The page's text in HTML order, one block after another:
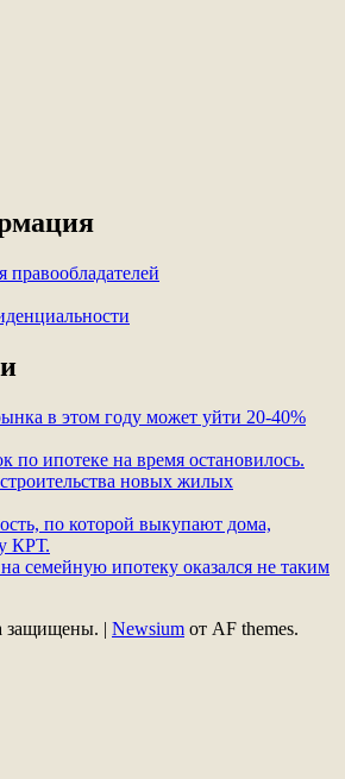
в этом году может уйти 20-40%
по ипотеке на время остановилось.
новых жилых
по которой выкупают дома,
КРТ.
семейную ипотеку оказался не таким
защищены. | Newsium от AF themes.